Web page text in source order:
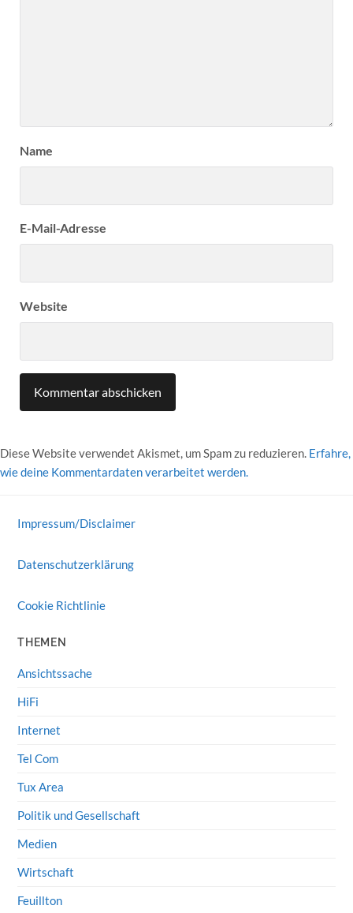
Name
E-Mail-Adresse
Website
Diese Website verwendet Akismet, um Spam zu reduzieren. Erfahre,
wie deine Kommentardaten verarbeitet werden.
Impressum/Disclaimer
Datenschutzerklärung
Cookie Richtlinie
THEMEN
Ansichtssache
HiFi
Internet
Tel Com
Tux Area
Politik und Gesellschaft
Medien
Wirtschaft
Feuillton